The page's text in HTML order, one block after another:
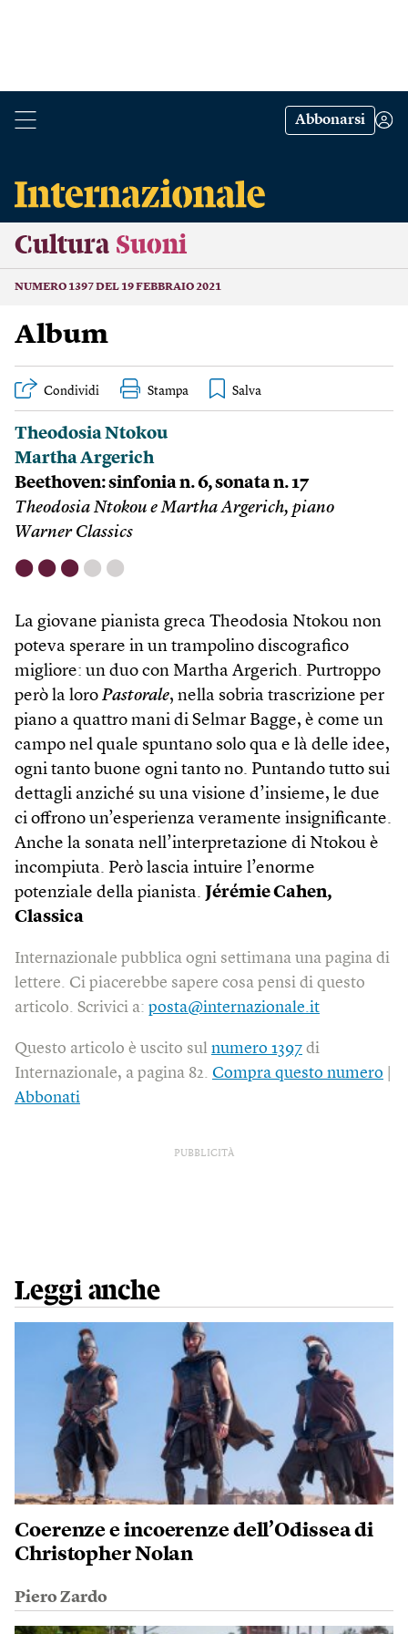
Abbonarsi
Cultura Suoni
NUMERO 1397 DEL 19 FEBBRAIO 2021
Album
Condividi Stampa
Theodosia Ntokou
Martha Argerich
Beethoven: sinfonia n. 6, sonata n. 17
Theodosia Ntokou e Martha Argerich, piano
Warner Classics
⬤ ⬤ ⬤ ⬤ ⬤
La giovane pianista greca Theo­dosia Ntokou non
poteva sperare in un trampolino discografico
migliore: un duo con Martha Argerich. Purtroppo
però la loro Pastorale, nella sobria trascrizione per
piano a quattro mani di Selmar Bagge, è come un
campo nel quale spuntano solo qua e là delle idee,
ogni tanto buone ogni tanto no. Puntando tutto sui
dettagli anziché su una visione d’insieme, le due
ci offrono un’esperienza veramente insignificante.
Anche la sonata nell’interpretazione di Ntokou è
incompiuta. Però lascia intuire l’enorme
potenziale della pianista. Jérémie Cahen,
Classica
Internazionale pubblica ogni settimana una pagina di
lettere. Ci piacerebbe sapere cosa pensi di questo
articolo. Scrivici a: posta@internazionale.it
Questo articolo è uscito sul numero 1397 di
Internazionale, a pagina 82. Compra questo numero
Abbonati
PUBBLICITÀ
Leggi anche
Coerenze e incoerenze dell’Odissea di
Christopher Nolan
Piero Zardo